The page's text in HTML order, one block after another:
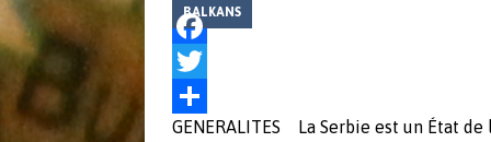
e
r
BALKANS
F
a
c
T
w
P
GENERALITES La Serbie est un État